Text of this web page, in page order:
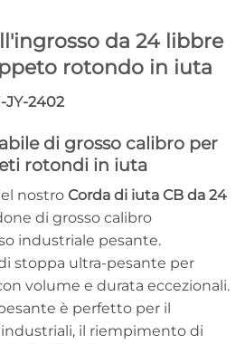
da 24 libbre
rotondo in iuta
JY-2402
di grosso calibro per
rotondi in iuta
nostro Corda di iuta CB da 24
di grosso calibro
industriale pesante.
stoppa ultra-pesante per
volume e durata eccezionali.
è perfetto per il
il riempimento di